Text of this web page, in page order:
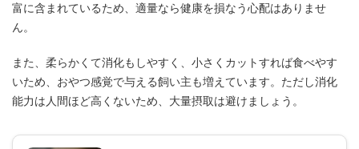
富に含まれているため、適量なら健康を損なう心配はありませ
ん。
また、柔らかくて消化もしやすく、小さくカットすれば食べやす
いため、おやつ感覚で与える飼い主も増えています。ただし消化
能力は人間ほど高くないため、大量摂取は避けましょう。